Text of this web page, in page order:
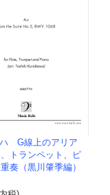
G線上のアリア
トランペット、ピ
奏（黒川肇季編）